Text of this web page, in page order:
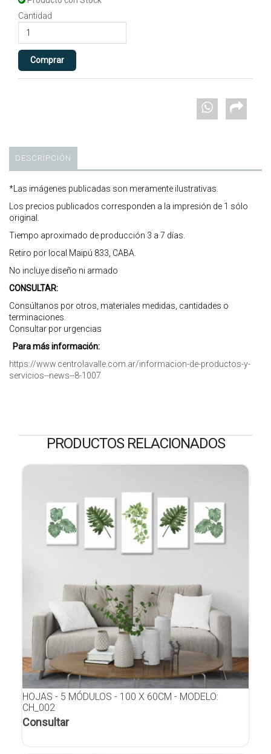
Cantidad
DESCRIPCIÓN
*Las imágenes publicadas son meramente ilustrativas.
Los precios publicados corresponden a la impresión de 1 sólo
original.
Tiempo aproximado de producción 3 a 7 días.
Retiro por local Maipú 833, CABA.
No incluye diseño ni armado
CONSULTAR:
Consúltanos por otros, materiales medidas, cantidades o
terminaciones.
Consultar por urgencias
Para más información:
https://www.centrolavalle.com.ar/informacion-de-productos-y-
servicios--news--8-1007
PRODUCTOS RELACIONADOS
HOJAS - 5 MÓDULOS - 100 X 60CM - MODELO:
CH_002
Consultar